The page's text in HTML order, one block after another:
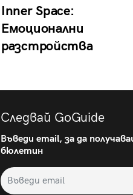
Inner Space:
Емоционални
разстройства
Следвай GoGuide
Въведи email, за да
бюлетин